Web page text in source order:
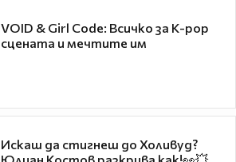
VOID & Girl Code: Всичко за K-pop
сцената и мечтите им
Искаш да стигнеш до Холивуд?